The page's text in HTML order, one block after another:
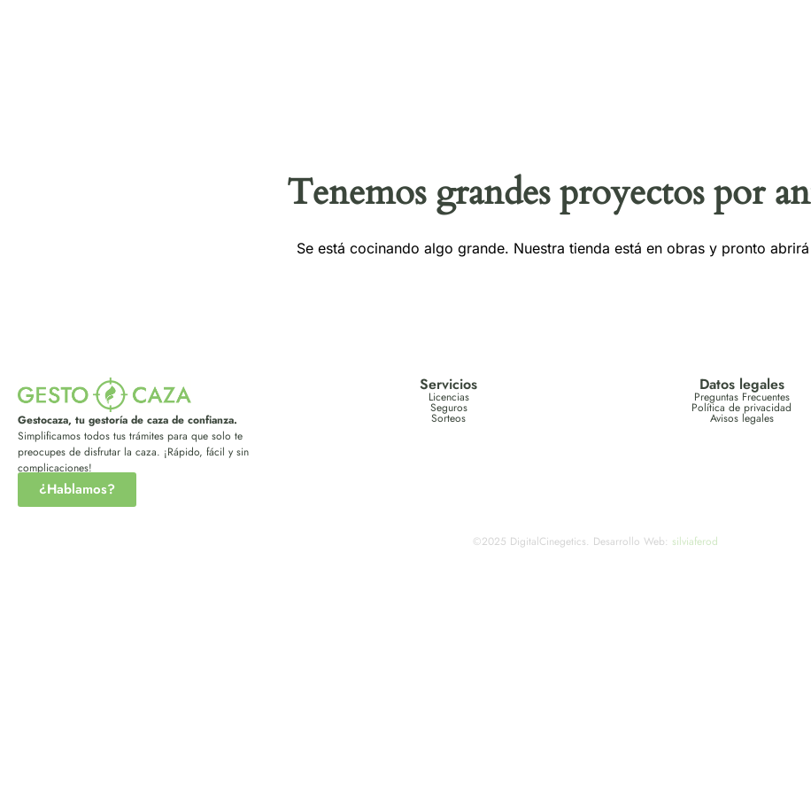
Tenemos grandes proyectos por
Se está cocinando algo grande. Nuestra tienda está en obras y pronto
Gestocaza, tu gestoría de caza de confianza.
Simplificamos todos tus trámites para que solo te
preocupes de disfrutar la caza. ¡Rápido, fácil y sin
complicaciones!
¿Hablamos?
Servicios
Licencias
Seguros
Sorteos
Datos legales
Preguntas Frecuentes
Política de privacidad
Avisos legales
©2025 DigitalCinegetics. Desarrollo Web: silviaferod